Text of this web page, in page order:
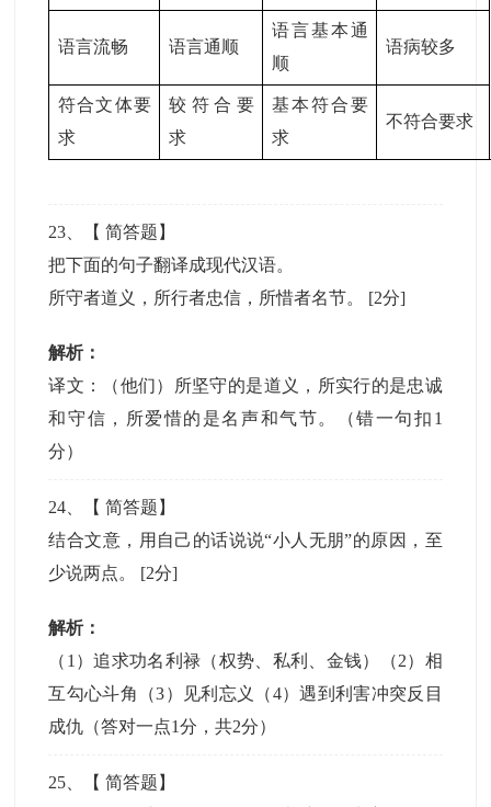
语言流畅 语言通顺
语言基本通
顺
语病较多
符合文体要
求
较符合要
求
基本符合要
求
不符合要求
23 、【简答题 】
把下面的句子翻译成现代汉语。
所守者道义，所行者忠信，所惜者名节。 [2分]
解析：
译文：（他们）所坚守的是道义，所实行的是忠诚
和守信，所爱惜的是名声和气节。（错一句扣1
分）
24 、【简答题 】
结合文意，用自己的话说说“小人无朋”的原因，至
少说两点。 [2分]
解析：
（1）追求功名利禄（权势、私利、金钱）（2）相
互勾心斗角（3）见利忘义（4）遇到利害冲突反目
成仇（答对一点1分，共2分）
25 、【简答题 】